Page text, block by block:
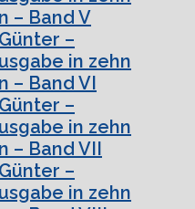
– Band V
–
in zehn
– Band VI
–
in zehn
– Band VII
–
in zehn